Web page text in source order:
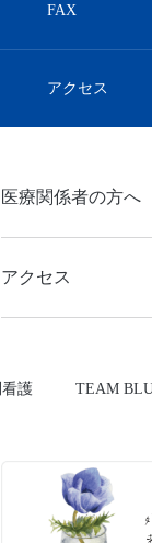
FAX
アクセス
医療関係者の方へ
アクセス
護 TEAM